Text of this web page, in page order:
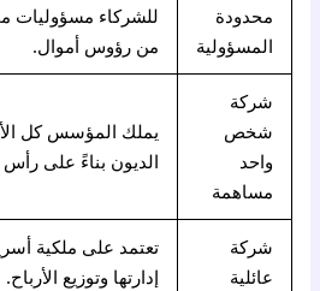
محدودة
المسؤولية
للشركاء مسؤوليات
من رؤوس أموال.
شركة
شخص
واحد
مساهمة
يملك المؤسس كل
الديون بناءً على
شركة
عائلية
تعتمد على ملكية
إدارتها وتوزيع الأرباح.